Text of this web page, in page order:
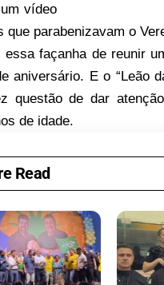
vídeo
parabenizavam o
façanha de reunir
aniversário. E o “Leão
questão de dar
de idade.
Read